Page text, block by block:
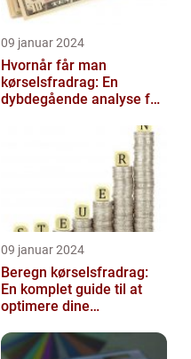
09 januar 2024
Hvornår får man
kørselsfradrag: En
dybdegående analyse for
09 januar 2024
Beregn kørselsfradrag:
En komplet guide til at
optimere dine